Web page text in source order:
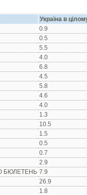
Україна в
0.9
0.5
5.5
4.0
6.8
4.5
5.8
4.6
4.0
1.3
10.5
1.5
0.5
0.7
2.9
БЮЛЕТЕНЬ 7.9
26.9
1.8